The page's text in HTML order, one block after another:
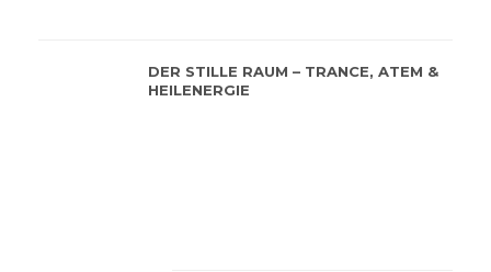
DER STILLE RAUM – TRANCE, ATEM &
HEILENERGIE